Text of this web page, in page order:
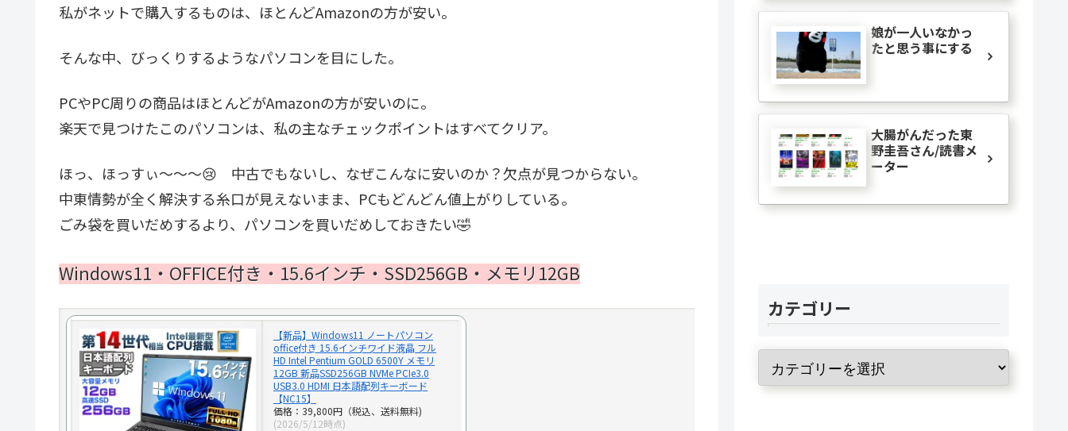
私がネットで購入するものは、ほとんどAmazonの方が安い。
そんな中、びっくりするようなパソコンを目にした。
PCやPC周りの商品はほとんどがAmazonの方が安いのに。
楽天で見つけたこのパソコンは、私の主なチェックポイントはすべてクリア。
ほっ、ほっすぃ～～～😢 中古でもないし、なぜこんなに安いのか？欠点が見つからない。
中東情勢が全く解決する糸口が見えないまま、PCもどんどん値上がりしている。
ごみ袋を買いだめするより、パソコンを買いだめしておきたい🤣
Windows11・OFFICE付き・15.6インチ・SSD256GB・メモリ12GB
【新品】Windows11 ノートパソコン
office付き 15.6インチワイド液晶 フル
HD Intel Pentium GOLD 6500Y メモリ
12GB 新品SSD256GB NVMe PCIe3.0
USB3.0 HDMI 日本語配列キーボード
【NC15】
価格：39,800円（税込、送料無料)
(2026/5/12時点)
娘が一人いなかっ
たと思う事にする
大腸がんだった東
野圭吾さん/読書メ
ーター
カテゴリー